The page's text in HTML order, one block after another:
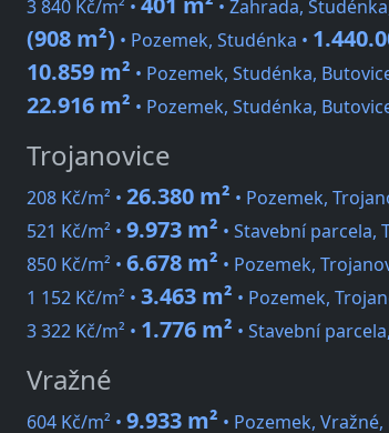
3 840 Kč/m² • • Zahrada,
(908 m²) • Pozemek, Studénka •
10.859 m² • Pozemek, Studénka,
22.916 m² • Pozemek, Studénka,
Trojanovice
208 Kč/m² • 26.380 m² • Pozemek,
521 Kč/m² • 9.973 m² • Stavební parcela,
850 Kč/m² • 6.678 m² • Pozemek,
1 152 Kč/m² • 3.463 m² • Pozemek,
3 322 Kč/m² • 1.776 m² • Stavební
Vražné
604 Kč/m² • 9.933 m² • Pozemek, Vražné,